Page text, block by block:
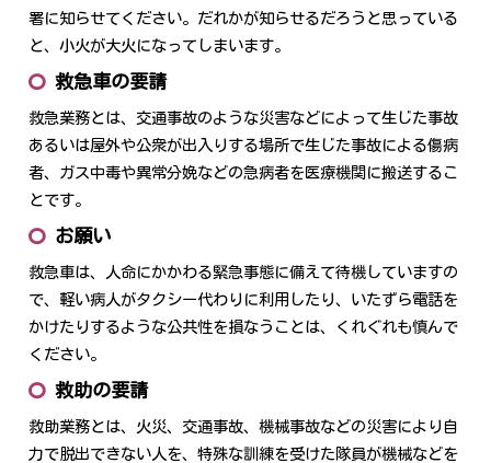
署に知らせてください。だれかが知らせるだろうと思っている
と、小火が大火になってしまいます。
救急車の要請
救急業務とは、交通事故のような災害などによって生じた事故
あるいは屋外や公衆が出入りする場所で生じた事故による傷病
者、ガス中毒や異常分娩などの急病者を医療機関に搬送するこ
とです。
お願い
救急車は、人命にかかわる緊急事態に備えて待機していますの
で、軽い病人がタクシー代わりに利用したり、いたずら電話を
かけたりするような公共性を損なうことは、くれぐれも慎んで
ください。
救助の要請
救助業務とは、火災、交通事故、機械事故などの災害により自
力で脱出できない人を、特殊な訓練を受けた隊員が機械などを